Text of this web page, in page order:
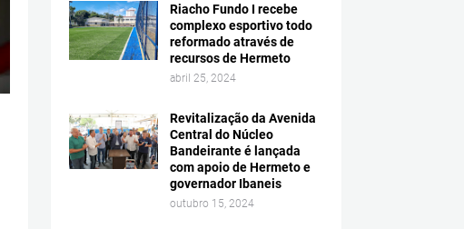
Riacho Fundo I recebe
complexo esportivo todo
reformado através de
recursos de Hermeto
abril 25, 2024
Revitalização da Avenida
Central do Núcleo
Bandeirante é lançada
com apoio de Hermeto e
governador Ibaneis
outubro 15, 2024